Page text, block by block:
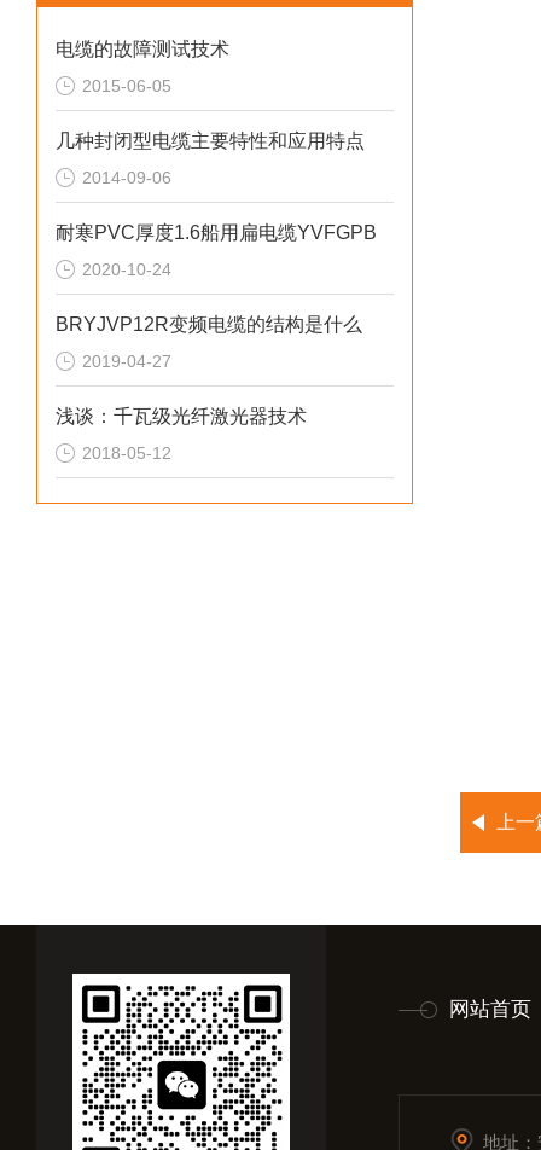
电缆的故障测试技术
2015-06-05
几种封闭型电缆主要特性和应用特点
2014-09-06
耐寒PVC厚度1.6船用扁电缆YVFGPB
2020-10-24
BRYJVP12R变频电缆的结构是什么
2019-04-27
浅谈：千瓦级光纤激光器技术
2018-05-12
上
网站首页
地址